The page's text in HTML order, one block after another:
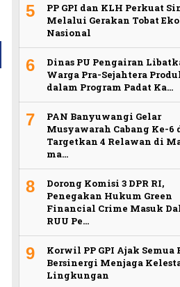
5
PP GPI dan KLH Perkuat
Melalui Gerakan Tobat
Nasional
6
Dinas PU Pengairan
Warga Pra-Sejahtera
dalam Program Padat Ka…
7
PAN Banyuwangi Gelar
Musyawarah Cabang Ke-6
Targetkan 4 Relawan di
ma…
8
Dorong Komisi 3 DPR RI,
Penegakan Hukum Green
Financial Crime Masuk
RUU Pe…
9
Korwil PP GPI Ajak Semua
Bersinergi Menjaga
Lingkungan